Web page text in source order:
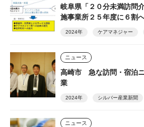
岐阜県「２０分未満訪問
施事業所２５年度に６割
2024年 ケアマネジャー
ニュース
高崎市 急な訪問・宿泊
業
2024年 シルバー産業新聞
ニュース